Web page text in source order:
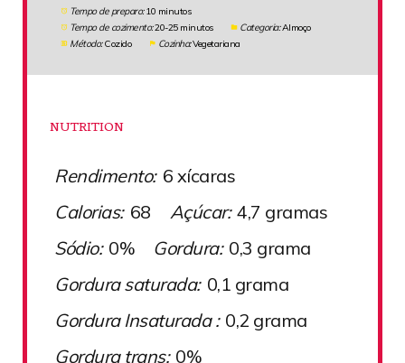
Tempo de preparo: 10 minutos
Tempo de cozimento:20-25 minutos Categoria: Almoço
Método: Cozido Cozinha:Vegetariana
NUTRITION
Rendimento: 6 xícaras
Calorias: 68 Açúcar: 4,7 gramas
Sódio: 0% Gordura: 0,3 grama
Gordura saturada: 0,1 grama
Gordura Insaturada : 0,2 grama
Gordura trans: 0%